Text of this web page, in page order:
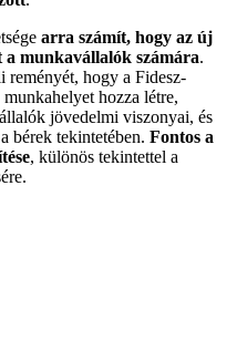
arra számít, hogy az új
munkavállalók számára.
reményét, hogy a Fidesz-
hozza létre,
jövedelmi viszonyai, és
bérek tekintetében. Fontos a
, különös tekintettel a